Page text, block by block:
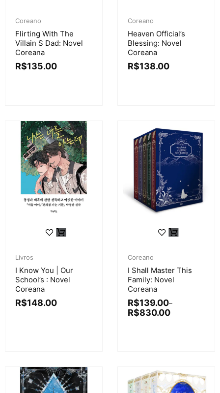
Coreano
Flirting With The
Villain S Dad: Novel
Coreana
R$135.00
Coreano
Heaven Official’s
Blessing: Novel
Coreana
R$138.00
Livros
I Know You | Our
School’s : Novel
Coreana
R$148.00
Coreano
I Shall Master This
Family: Novel
Coreana
R$139.00–
R$830.00